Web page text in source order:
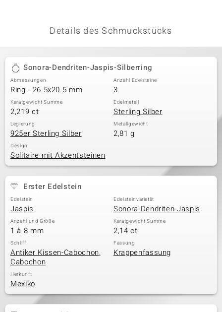
Details des Schmuckstücks
Sonora-Dendriten-Jaspis-Silberring
Abmessungen
Ring - 26.5x20.5 mm
Anzahl Edelsteine
3
Karatgewicht Summe
2,219 ct
Edelmetall
Sterling Silber
Legierung
925er Sterling Silber
Metallgewicht
2,81 g
Design
Solitaire mit Akzentsteinen
Erster Edelstein
Edelstein
Jaspis
Edelsteinvarietät
Sonora-Dendriten-Jaspis
Anzahl und Größe
1 à 8 mm
Karatgewicht Summe
2,14 ct
Schliff
Antiker Kissen-Cabochon,
Cabochon
Fassung
Krappenfassung
Herkunft
Mexiko